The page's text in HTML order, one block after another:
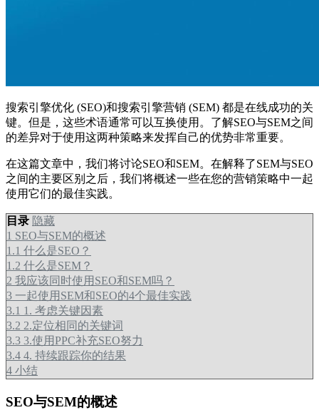
搜索引擎优化 (SEO)和搜索引擎营销 (SEM) 都是在线成功的关
键。但是，这些术语通常可以互换使用。了解SEO与SEM之间
的差异对于使用这两种策略来发挥自己的优势非常重要。
在这篇文章中，我们将讨论SEO和SEM。在解释了SEM与SEO
之间的主要区别之后，我们将概述一些在您的营销策略中一起
使用它们的最佳实践。
目录 隐藏
1 SEO与SEM的概述
1.1 什么是SEO？
1.2 什么是SEM？
2 我应该同时使用SEO和SEM吗？
3 一起使用SEM和SEO的4个最佳实践
3.1 1. 考虑关键因素
3.2 2.定位相同的关键词
3.3 3.使用PPC补充SEO努力
3.4 4. 持续跟踪你的结果
4 小结
SEO与SEM的概述